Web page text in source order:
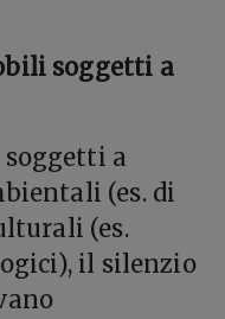
soggetti a
a
(es. di
(es.
il silenzio